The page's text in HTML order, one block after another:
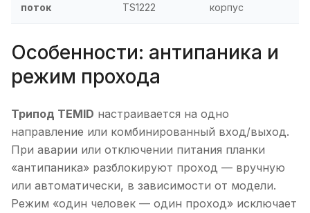
поток
TS1222
корпус
Особенности: антипаника и
режим прохода
Трипод TEMID настраивается на одно
направление или комбинированный вход/выход.
При аварии или отключении питания планки
«антипаника» разблокируют проход — вручную
или автоматически, в зависимости от модели.
Режим «один человек — один проход» исключает